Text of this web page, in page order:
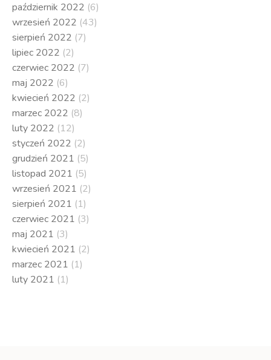
październik 2022 (6)
wrzesień 2022 (43)
sierpień 2022 (7)
lipiec 2022 (2)
czerwiec 2022 (7)
maj 2022 (6)
kwiecień 2022 (2)
marzec 2022 (8)
luty 2022 (12)
styczeń 2022 (2)
grudzień 2021 (5)
listopad 2021 (5)
wrzesień 2021 (2)
sierpień 2021 (1)
czerwiec 2021 (3)
maj 2021 (3)
kwiecień 2021 (2)
marzec 2021 (1)
luty 2021 (1)